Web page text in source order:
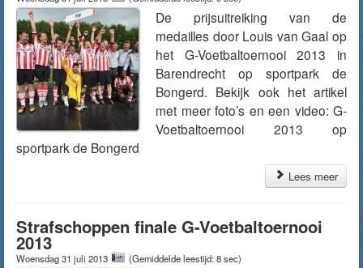
De prijsuitreiking van de
medailles door Louis van Gaal op
het G-Voetbaltoernooi 2013 in
Barendrecht op sportpark de
Bongerd. Bekijk ook het artikel
met meer foto’s en een video: G-
Voetbaltoernooi 2013 op
sportpark de Bongerd
Lees meer
Strafschoppen finale G-Voetbaltoernooi
2013
Woensdag 31 juli 2013 (Gemiddelde leestijd: 8 sec)